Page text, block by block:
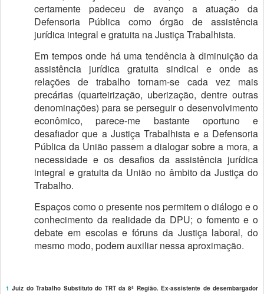
certamente padeceu de avanço a atuação da
Defensoria Pública como órgão de assistência
jurídica integral e gratuita na Justiça Trabalhista.
Em tempos onde há uma tendência à diminuição da
assistência jurídica gratuita sindical e onde as
relações de trabalho tornam-se cada vez mais
precárias (quarteirização, uberização, dentre outras
denominações) para se perseguir o desenvolvimento
econômico, parece-me bastante oportuno e
desafiador que a Justiça Trabalhista e a Defensoria
Pública da União passem a dialogar sobre a mora, a
necessidade e os desafios da assistência jurídica
integral e gratuita da União no âmbito da Justiça do
Trabalho.
Espaços como o presente nos permitem o diálogo e o
conhecimento da realidade da DPU; o fomento e o
debate em escolas e fóruns da Justiça laboral, do
mesmo modo, podem auxiliar nessa aproximação.
1 Juiz do Trabalho Substituto do TRT da 8ª Região. Ex-assistente de desembargador